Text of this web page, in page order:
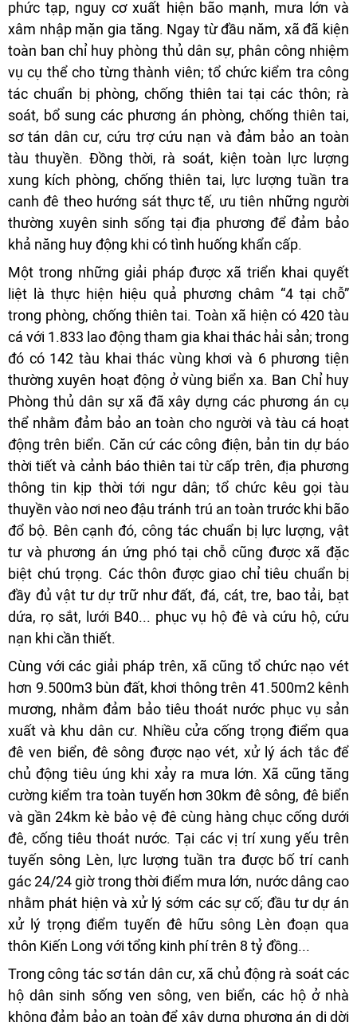
phức tạp, nguy cơ xuất hiện bão mạnh, mưa lớn và
xâm nhập mặn gia tăng. Ngay từ đầu năm, xã đã kiện
toàn ban chỉ huy phòng thủ dân sự, phân công nhiệm
vụ cụ thể cho từng thành viên; tổ chức kiểm tra công
tác chuẩn bị phòng, chống thiên tai tại các thôn; rà
soát, bổ sung các phương án phòng, chống thiên tai,
sơ tán dân cư, cứu trợ cứu nạn và đảm bảo an toàn
tàu thuyền. Đồng thời, rà soát, kiện toàn lực lượng
xung kích phòng, chống thiên tai, lực lượng tuần tra
canh đê theo hướng sát thực tế, ưu tiên những người
thường xuyên sinh sống tại địa phương để đảm bảo
khả năng huy động khi có tình huống khẩn cấp.
Một trong những giải pháp được xã triển khai quyết
liệt là thực hiện hiệu quả phương châm “4 tại chỗ”
trong phòng, chống thiên tai. Toàn xã hiện có 420 tàu
cá với 1.833 lao động tham gia khai thác hải sản; trong
đó có 142 tàu khai thác vùng khơi và 6 phương tiện
thường xuyên hoạt động ở vùng biển xa. Ban Chỉ huy
Phòng thủ dân sự xã đã xây dựng các phương án cụ
thể nhằm đảm bảo an toàn cho người và tàu cá hoạt
động trên biển. Căn cứ các công điện, bản tin dự báo
thời tiết và cảnh báo thiên tai từ cấp trên, địa phương
thông tin kịp thời tới ngư dân; tổ chức kêu gọi tàu
thuyền vào nơi neo đậu tránh trú an toàn trước khi bão
đổ bộ. Bên cạnh đó, công tác chuẩn bị lực lượng, vật
tư và phương án ứng phó tại chỗ cũng được xã đặc
biệt chú trọng. Các thôn được giao chỉ tiêu chuẩn bị
đầy đủ vật tư dự trữ như đất, đá, cát, tre, bao tải, bạt
dứa, rọ sắt, lưới B40... phục vụ hộ đê và cứu hộ, cứu
nạn khi cần thiết.
Cùng với các giải pháp trên, xã cũng tổ chức nạo vét
hơn 9.500m3 bùn đất, khơi thông trên 41.500m2 kênh
mương, nhằm đảm bảo tiêu thoát nước phục vụ sản
xuất và khu dân cư. Nhiều cửa cống trọng điểm qua
đê ven biển, đê sông được nạo vét, xử lý ách tắc để
chủ động tiêu úng khi xảy ra mưa lớn. Xã cũng tăng
cường kiểm tra toàn tuyến hơn 30km đê sông, đê biển
và gần 24km kè bảo vệ đê cùng hàng chục cống dưới
đê, cống tiêu thoát nước. Tại các vị trí xung yếu trên
tuyến sông Lèn, lực lượng tuần tra được bố trí canh
gác 24/24 giờ trong thời điểm mưa lớn, nước dâng cao
nhằm phát hiện và xử lý sớm các sự cố; đầu tư dự án
xử lý trọng điểm tuyến đê hữu sông Lèn đoạn qua
thôn Kiến Long với tổng kinh phí trên 8 tỷ đồng...
Trong công tác sơ tán dân cư, xã chủ động rà soát các
hộ dân sinh sống ven sông, ven biển, các hộ ở nhà
không đảm bảo an toàn để xây dựng phương án di dời